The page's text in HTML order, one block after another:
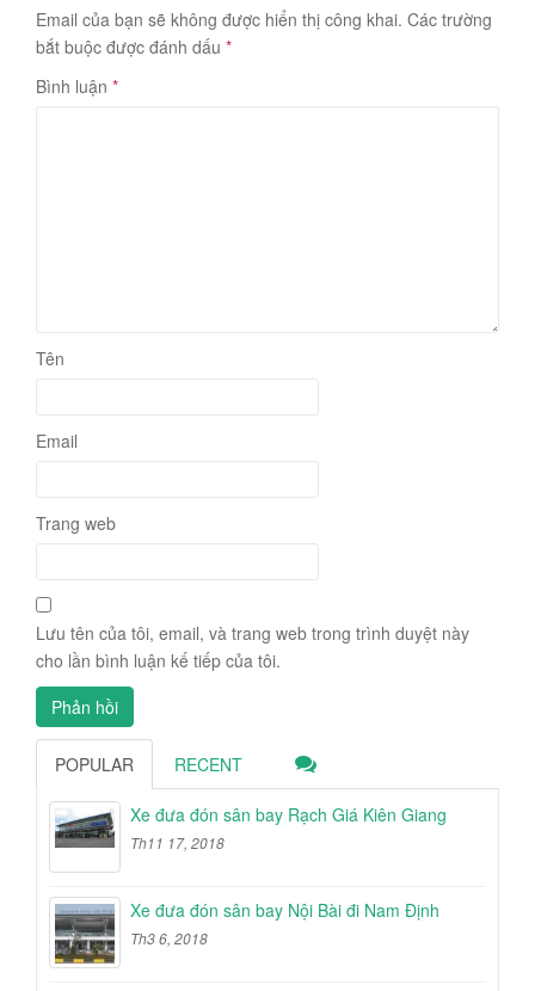
Email của bạn sẽ không được hiển thị công khai. Các trường
bắt buộc được đánh dấu *
Bình luận *
Tên
Email
Trang web
Lưu tên của tôi, email, và trang web trong trình duyệt này
cho lần bình luận kế tiếp của tôi.
POPULAR RECENT
Xe đưa đón sân bay Rạch Giá Kiên Giang
Th11 17, 2018
Xe đưa đón sân bay Nội Bài đi Nam Định
Th3 6, 2018